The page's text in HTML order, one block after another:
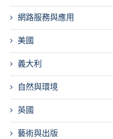
網路服務與應用
美國
義大利
自然與環境
英國
藝術與出版